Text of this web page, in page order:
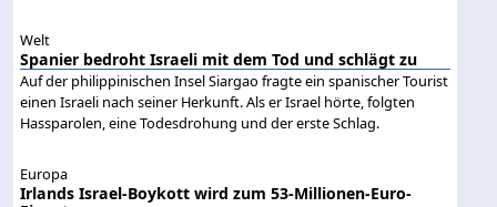
Welt
Spanier bedroht Israeli mit dem Tod und schlägt zu
Auf der philippinischen Insel Siargao fragte ein spanischer Tourist
einen Israeli nach seiner Herkunft. Als er Israel hörte, folgten
Hassparolen, eine Todesdrohung und der erste Schlag.
Europa
Irlands Israel-Boykott wird zum 53-Millionen-Euro-